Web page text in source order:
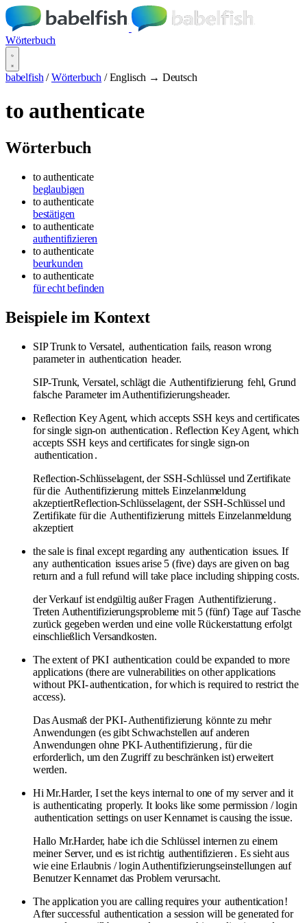
Wörterbuch
babelfish / Wörterbuch / Englisch → Deutsch
to authenticate
Wörterbuch
to authenticate
beglaubigen
to authenticate
bestätigen
to authenticate
authentifizieren
to authenticate
beurkunden
to authenticate
für echt befinden
Beispiele im Kontext
SIP Trunk to Versatel, authentication fails, reason wrong
parameter in authentication header.
SIP-Trunk, Versatel, schlägt die Authentifizierung fehl, Grund
falsche Parameter im Authentifizierungsheader.
Reflection Key Agent, which accepts SSH keys and certificates
for single sign-on authentication . Reflection Key Agent, which
accepts SSH keys and certificates for single sign-on
authentication .
Reflection-Schlüsselagent, der SSH-Schlüssel und Zertifikate
für die Authentifizierung mittels Einzelanmeldung
akzeptiertReflection-Schlüsselagent, der SSH-Schlüssel und
Zertifikate für die Authentifizierung mittels Einzelanmeldung
akzeptiert
the sale is final except regarding any authentication issues. If
any authentication issues arise 5 (five) days are given on bag
return and a full refund will take place including shipping costs.
der Verkauf ist endgültig außer Fragen Authentifizierung.
Treten Authentifizierungsprobleme mit 5 (fünf) Tage auf Tasche
zurück gegeben werden und eine volle Rückerstattung erfolgt
einschließlich Versandkosten.
The extent of PKI authentication could be expanded to more
applications (there are vulnerabilities on other applications
without PKI-authentication, for which is required to restrict the
access).
Das Ausmaß der PKI-Authentifizierung könnte zu mehr
Anwendungen (es gibt Schwachstellen auf anderen
Anwendungen ohne PKI-Authentifizierung, für die
erforderlich, um den Zugriff zu beschränken ist) erweitert
werden.
Hi Mr.Harder, I set the keys internal to one of my server and it
is authenticating properly. It looks like some permission / login
authentication settings on user Kennamet is causing the issue.
Hallo Mr.Harder, habe ich die Schlüssel internen zu einem
meiner Server, und es ist richtig authentifizieren . Es sieht aus
wie eine Erlaubnis / login Authentifizierungseinstellungen auf
Benutzer Kennamet das Problem verursacht.
The application you are calling requires your authentication!
After successful authentication a session will be generated for